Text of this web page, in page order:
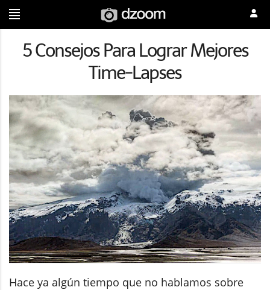
5 Consejos Para Lograr Mejores
Time-Lapses
Hace ya algún tiempo que no hablamos sobre